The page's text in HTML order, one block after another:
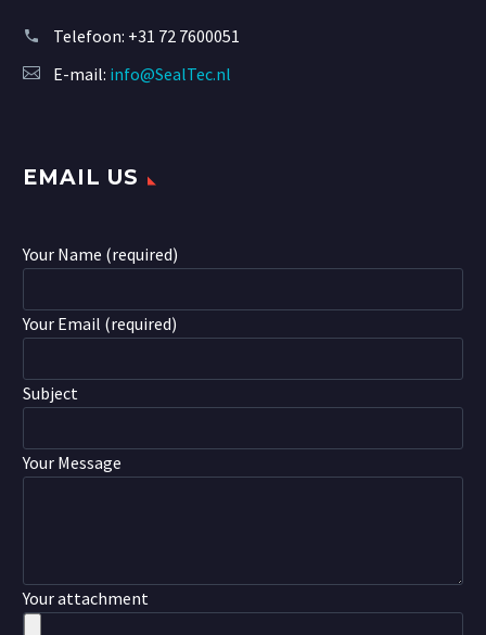
Telefoon: +31 72 7600051
E-mail: info@SealTec.nl
EMAIL US
Your Name (required)
Your Email (required)
Subject
Your Message
Your attachment